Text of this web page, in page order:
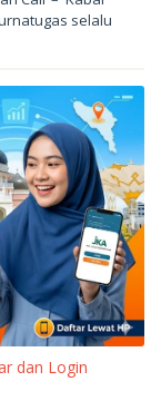
selalu
dan Login